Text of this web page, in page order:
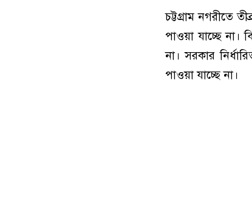
চট্টগ্রাম নগরীতে
পাওয়া যাচ্ছে না।
না। সরকার
পাওয়া যাচ্ছে না।